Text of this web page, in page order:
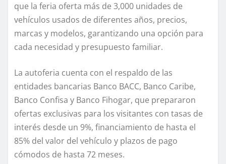
que la feria oferta más de 3,000 unidades de
vehículos usados de diferentes años, precios,
marcas y modelos, garantizando una opción para
cada necesidad y presupuesto familiar.
La autoferia cuenta con el respaldo de las
entidades bancarias Banco BACC, Banco Caribe,
Banco Confisa y Banco Fihogar, que prepararon
ofertas exclusivas para los visitantes con tasas de
interés desde un 9%, financiamiento de hasta el
85% del valor del vehículo y plazos de pago
cómodos de hasta 72 meses.